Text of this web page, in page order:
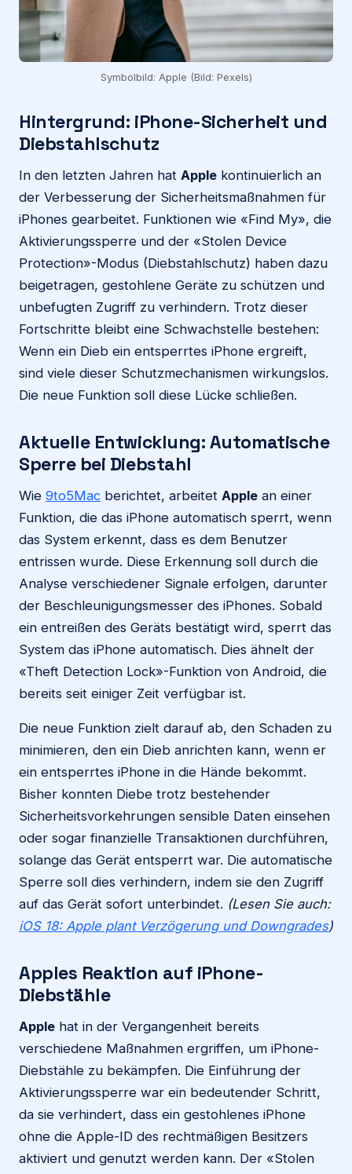
Symbolbild: Apple (Bild: Pexels)
Hintergrund: iPhone-Sicherheit und
Diebstahlschutz
In den letzten Jahren hat Apple kontinuierlich an
der Verbesserung der Sicherheitsmaßnahmen für
iPhones gearbeitet. Funktionen wie «Find My», die
Aktivierungssperre und der «Stolen Device
Protection»-Modus (Diebstahlschutz) haben dazu
beigetragen, gestohlene Geräte zu schützen und
unbefugten Zugriff zu verhindern. Trotz dieser
Fortschritte bleibt eine Schwachstelle bestehen:
Wenn ein Dieb ein entsperrtes iPhone ergreift,
sind viele dieser Schutzmechanismen wirkungslos.
Die neue Funktion soll diese Lücke schließen.
Aktuelle Entwicklung: Automatische
Sperre bei Diebstahl
Wie 9to5Mac berichtet, arbeitet Apple an einer
Funktion, die das iPhone automatisch sperrt, wenn
das System erkennt, dass es dem Benutzer
entrissen wurde. Diese Erkennung soll durch die
Analyse verschiedener Signale erfolgen, darunter
der Beschleunigungsmesser des iPhones. Sobald
ein entreißen des Geräts bestätigt wird, sperrt das
System das iPhone automatisch. Dies ähnelt der
«Theft Detection Lock»-Funktion von Android, die
bereits seit einiger Zeit verfügbar ist.
Die neue Funktion zielt darauf ab, den Schaden zu
minimieren, den ein Dieb anrichten kann, wenn er
ein entsperrtes iPhone in die Hände bekommt.
Bisher konnten Diebe trotz bestehender
Sicherheitsvorkehrungen sensible Daten einsehen
oder sogar finanzielle Transaktionen durchführen,
solange das Gerät entsperrt war. Die automatische
Sperre soll dies verhindern, indem sie den Zugriff
auf das Gerät sofort unterbindet. (Lesen Sie auch:
iOS 18: Apple plant Verzögerung und Downgrades)
Apples Reaktion auf iPhone-
Diebstähle
Apple hat in der Vergangenheit bereits
verschiedene Maßnahmen ergriffen, um iPhone-
Diebstähle zu bekämpfen. Die Einführung der
Aktivierungssperre war ein bedeutender Schritt,
da sie verhindert, dass ein gestohlenes iPhone
ohne die Apple-ID des rechtmäßigen Besitzers
aktiviert und genutzt werden kann. Der «Stolen